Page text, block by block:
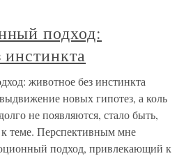
подход:
животное без инстинкта
новых гипотез, а коль
не появляются, стало быть,
теме. Перспективным мне
подход, привлекающий к